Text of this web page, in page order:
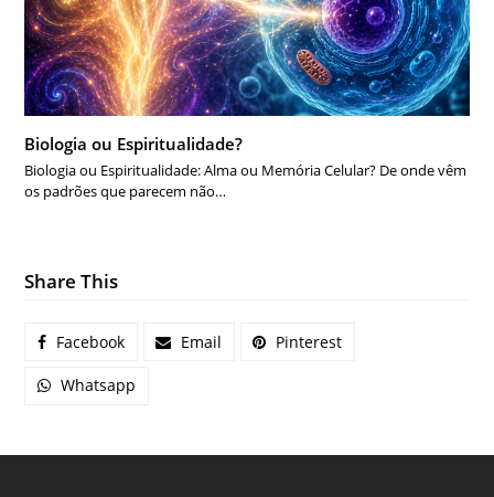
Biologia ou Espiritualidade?
Biologia ou Espiritualidade: Alma ou Memória Celular? De onde vêm
os padrões que parecem não…
Share This
Facebook Email Pinterest
Whatsapp